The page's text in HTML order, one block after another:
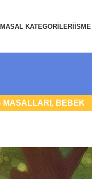
MASAL KATEGORILERI
MASALLARI , BEBEK